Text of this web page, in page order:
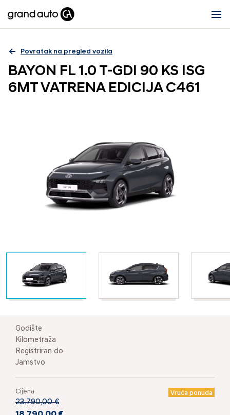
Povratak na pregled vozila
BAYON FL 1.0 T-GDI 90 KS ISG
6MT VATRENA EDICIJA C461
Godište
Kilometraža
Registriran do
Jamstvo
Cijena Vruća ponuda
23.790,00 €